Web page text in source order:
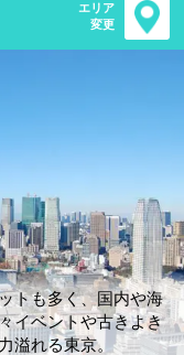
エリア
変更
トも多く、国内や海
イベントや古きよき
溢れる東京。